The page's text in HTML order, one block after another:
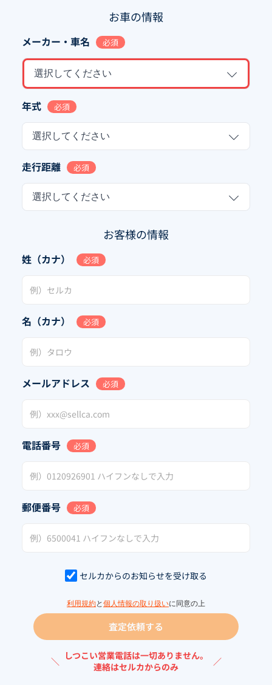
お車の情報
メーカー・車名 必須
選択してください
年式 必須
選択してください
走行距離 必須
選択してください
お客様の情報
姓（カナ） 必須
名（カナ） 必須
メールアドレス 必須
電話番号 必須
郵便番号 必須
セルカからのお知らせを受け取る
利用規約と 個人情報の取り扱いに同意の上
査定依頼する
＼ しつこい営業電話は一切ありません。
連絡はセルカからのみ
／